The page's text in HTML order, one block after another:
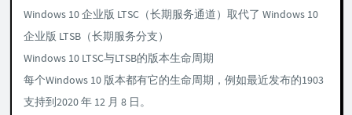
Windows 10 企业版 LTSC（长期服务通道）取代了 Windows 10
企业版 LTSB（长期服务分支）
Windows 10 LTSC与LTSB的版本生命周期
每个Windows 10 版本都有它的生命周期，例如最近发布的1903
支持到2020 年 12 月 8 日。